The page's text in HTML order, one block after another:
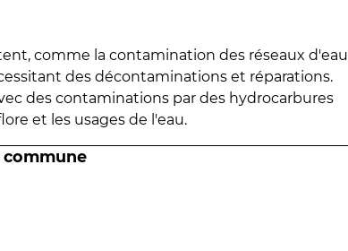
comme la contamination des réseaux d'eau
des décontaminations et réparations.
des contaminations par des hydrocarbures
et les usages de l'eau.